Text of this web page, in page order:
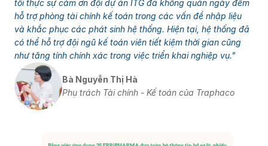
hỗ trợ phòng tài chính kế toán trong các vấn đề nhập liệu
và khắc phục các phát sinh hệ thống. Hiện tại, hệ thống đã
có thể hỗ trợ đội ngũ kế toán viên tiết kiệm thời gian cũng
như tăng tính chính xác trong việc triển khai nghiệp vụ."
Bà Nguyễn Thị Hà
Phụ trách Tài chính - Kế toán của Traphaco